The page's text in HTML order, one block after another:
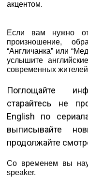
акцентом.
Если вам нужно
произношение,
“Англичанка” или
услышите
современных
Поглощайте
старайтесь не
English по
выписывайте
продолжайте
Со временем вы
speaker.